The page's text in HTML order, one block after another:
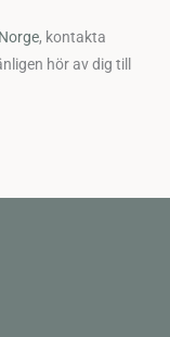
Norge, kontakta
hör av dig till